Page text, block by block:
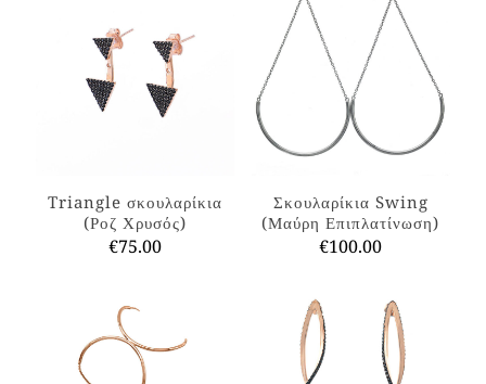
Triangle σκουλαρίκια
(Ροζ Χρυσός)
€75.00
προϊόν
πολλαπλές
παραλλαγές.
Σκουλαρίκια Swing
(Μαύρη Επιπλατίνωση)
€100.00
προϊόν
πολλαπλές
παραλλαγές.